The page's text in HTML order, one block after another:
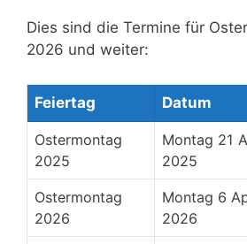
Dies sind die Termine für
2026 und weiter:
Feiertag Datum
Ostermontag
2025
Montag 21
2025
Ostermontag
2026
Montag 6
2026